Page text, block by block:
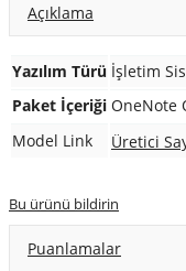
Açıklama
Yazılım Türü İşletim
Paket İçeriği OneNote
Model Link
Üretici
Bu ürünü bildirin
Puanlamalar